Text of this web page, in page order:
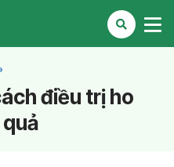
điều trị ho